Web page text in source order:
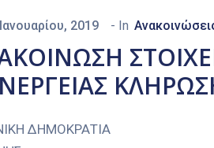
2019 - In
ΔΗΜΟΚΡΑΤΙΑ